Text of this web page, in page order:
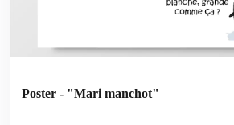
Poster - "Mari manchot"